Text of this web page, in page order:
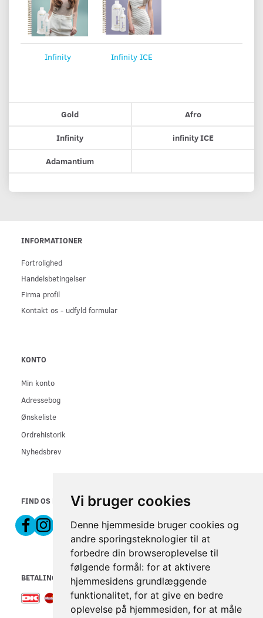
Vi bruger cookies
Denne hjemmeside bruger cookies og
andre sporingsteknologier til at
forbedre din browseroplevelse til
følgende formål: for at aktivere
hjemmesidens grundlæggende
funktionalitet, for at give en bedre
oplevelse på hjemmesiden, for at måle
Infinity Infinity ICE
Gold Afro
Infinity infinity ICE
Adamantium
INFORMATIONER
Fortrolighed
Handelsbetingelser
Firma profil
Kontakt os - udfyld formular
KONTO
Min konto
Adressebog
Ønskeliste
Ordrehistorik
Nyhedsbrev
FIND OS PÅ
BETALINGSMETODER